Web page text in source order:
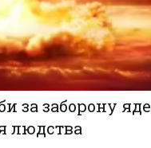
за заборону
людства